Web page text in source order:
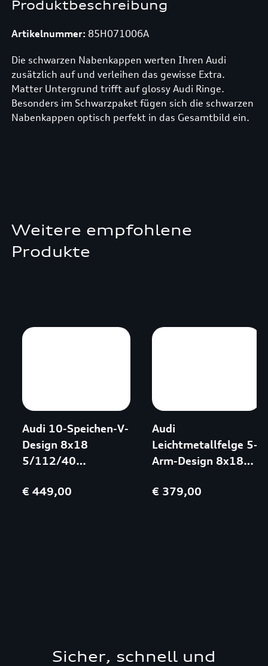
Produktbeschreibung
Artikelnummer: 85H071006A
Die schwarzen Nabenkappen werten Ihren Audi
zusätzlich auf und verleihen das gewisse Extra.
Matter Untergrund trifft auf glossy Audi Ringe.
Besonders im Schwarzpaket fügen sich die schwarzen
Nabenkappen optisch perfekt in das Gesamtbild ein.
Weitere empfohlene
Produkte
Audi 10-Speichen-V-
Design 8x18
5/112/40
€ 449,00
Audi
Leichtmetallfelge 5-
Arm-Design 8x18
Brillantsilber
€ 379,00
Sicher, schnell und